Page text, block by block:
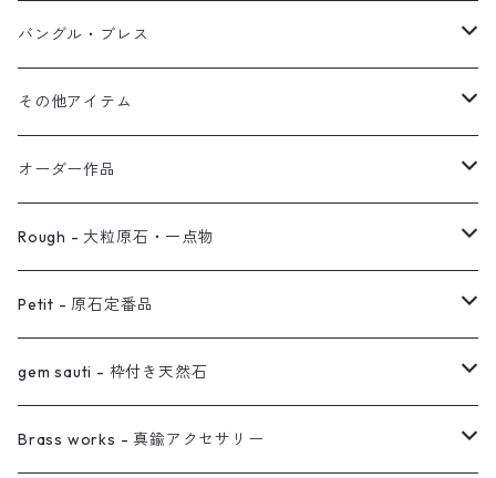
オブジェ
イヤーカフ
ぶら下がりイヤーカフ
2連イヤーカフ
イヤリング対応
ノンホールピアス
オーダー用ページ
真鍮イヤーカフ
バングル・ブレス
ブレスレット
バングル
その他アイテム
ブローチ
ヘアアクセサリー
オーダー作品
リング
ネックレス
ピアス
イヤーカフ
Rough - 大粒原石・一点物
ピアス
リング
ネックレス
Petit - 原石定番品
ピアス
リング
gem sauti - 枠付き天然石
ピアス
Brass works - 真鍮アクセサリー